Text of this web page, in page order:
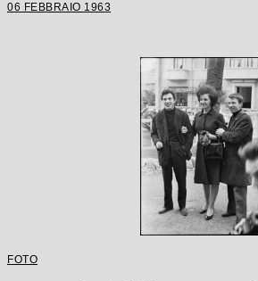
06 FEBBRAIO 1963
FOTO